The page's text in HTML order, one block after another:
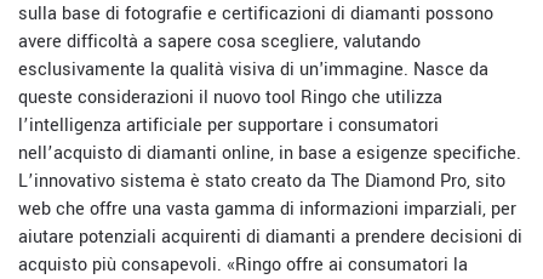
sulla base di fotografie e certificazioni di diamanti possono
avere difficoltà a sapere cosa scegliere, valutando
esclusivamente la qualità visiva di un'immagine. Nasce da
queste considerazioni il nuovo tool Ringo che utilizza
l’intelligenza artificiale per supportare i consumatori
nell’acquisto di diamanti online, in base a esigenze specifiche.
L’innovativo sistema è stato creato da The Diamond Pro, sito
web che offre una vasta gamma di informazioni imparziali, per
aiutare potenziali acquirenti di diamanti a prendere decisioni di
acquisto più consapevoli. «Ringo offre ai consumatori la